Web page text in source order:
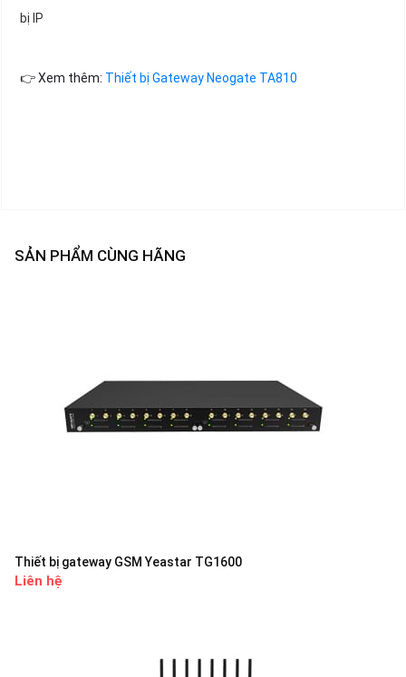
bị IP
👉 Xem thêm: Thiết bị Gateway Neogate TA810
SẢN PHẨM CÙNG HÃNG
Thiết bị gateway GSM Yeastar TG1600
Liên hệ